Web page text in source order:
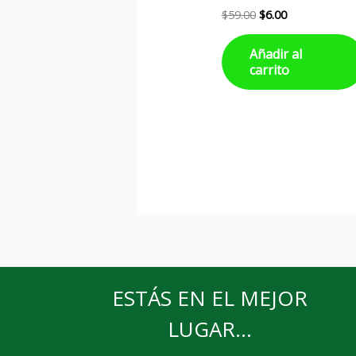
$59.00 $6.00
Añadir al
carrito
ESTÁS EN EL MEJOR
LUGAR...